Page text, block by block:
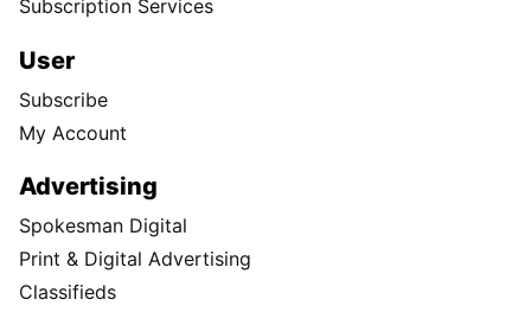
Subscription Services
User
Subscribe
My Account
Advertising
Spokesman Digital
Print & Digital Advertising
Classifieds